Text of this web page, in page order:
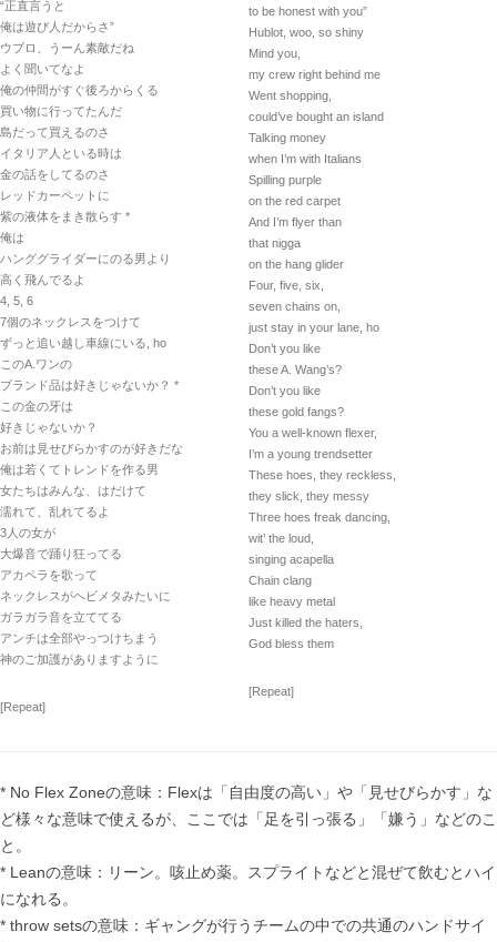
“正直言うと
俺は遊び人だからさ”
ウブロ、うーん素敵だね
よく聞いてなよ
俺の仲間がすぐ後ろからくる
買い物に行ってたんだ
島だって買えるのさ
イタリア人といる時は
金の話をしてるのさ
レッドカーペットに
紫の液体をまき散らす *
俺は
ハンググライダーにのる男より
高く飛んでるよ
4, 5, 6
7個のネックレスをつけて
ずっと追い越し車線にいる, ho
このA.ワンの
ブランド品は好きじゃないか？ *
この金の牙は
好きじゃないか？
お前は見せびらかすのが好きだな
俺は若くてトレンドを作る男
女たちはみんな、はだけて
濡れて、乱れてるよ
3人の女が
大爆音で踊り狂ってる
アカペラを歌って
ネックレスがヘビメタみたいに
ガラガラ音を立ててる
アンチは全部やっつけちまう
神のご加護がありますように
[Repeat]
to be honest with you”
Hublot, woo, so shiny
Mind you,
my crew right behind me
Went shopping,
could’ve bought an island
Talking money
when I’m with Italians
Spilling purple
on the red carpet
And I’m flyer than
that nigga
on the hang glider
Four, five, six,
seven chains on,
just stay in your lane, ho
Don’t you like
these A. Wang’s?
Don’t you like
these gold fangs?
You a well-known flexer,
I’m a young trendsetter
These hoes, they reckless,
they slick, they messy
Three hoes freak dancing,
wit’ the loud,
singing acapella
Chain clang
like heavy metal
Just killed the haters,
God bless them
[Repeat]
* No Flex Zoneの意味：Flexは「自由度の高い」や「見せびらかす」な
ど様々な意味で使えるが、ここでは「足を引っ張る」「嫌う」などのこ
と。
* Leanの意味：リーン。咳止め薬。スプライトなどと混ぜて飲むとハイ
になれる。
* throw setsの意味：ギャングが行うチームの中での共通のハンドサイ